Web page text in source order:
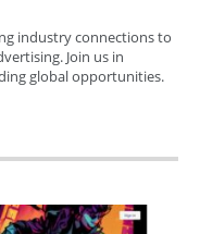
industry connections to
Join us in
global opportunities.